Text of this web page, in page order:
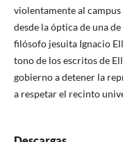
violentamente al campus
desde la óptica de una
filósofo jesuita Ignacio
tono de los escritos de
gobierno a detener la
a respetar el recinto